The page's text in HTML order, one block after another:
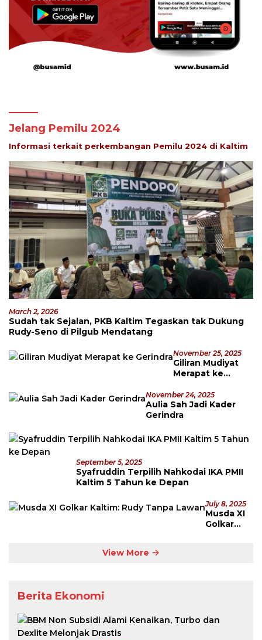
Jelang Pemilu 2024
Informasi terkait perkembangan Pemilu 2024 di Kaltim
March 2, 2026
Sudah tak Sejalan, PKB Kaltim Tegaskan tak Dukung
Rudy-Seno di Pilgub Mendatang
November 25, 2025
Giliran Mudiyat
Merapat ke
November 24, 2025
Aulia Sah Jadi Kader
Gerindra
September 5, 2025
Syafruddin Terpilih Nahkodai IKA PMII
Kaltim 5 Tahun ke Depan
July 8, 2025
Musda XI
Golkar
View More
Berita Ekonomi